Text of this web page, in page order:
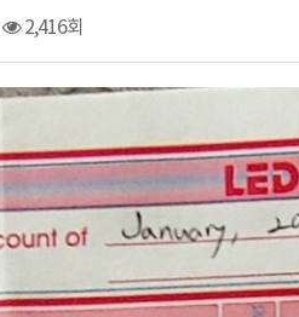
2,416회